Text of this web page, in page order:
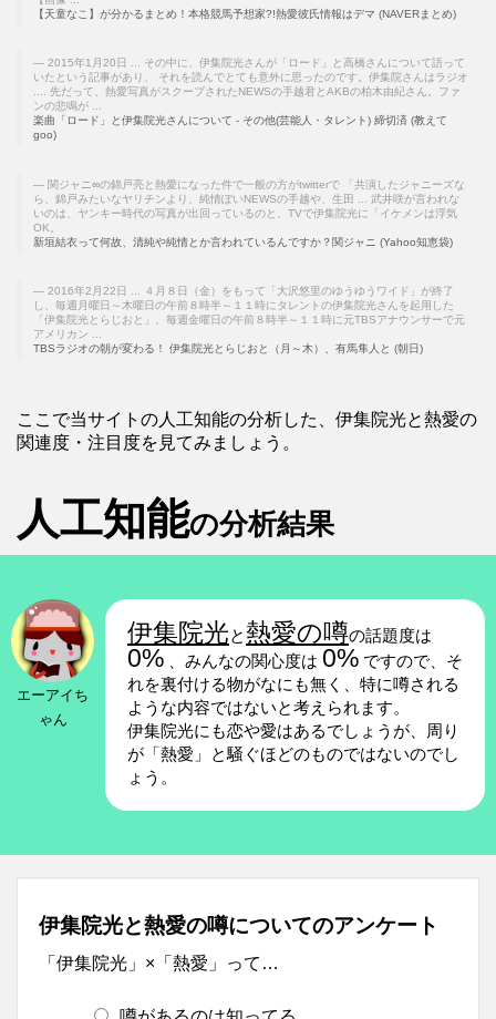
【天童なこ】が分かるまとめ！本格競馬予想家?!熱愛彼氏情報はデマ (NAVERまとめ)
2015年1月20日 ... その中に、伊集院光さんが「ロード」と高橋さんについて語って
いたという記事があり、 それを読んでとても意外に思ったのです。伊集院さんはラジオ
.... 先だって、熱愛写真がスクープされたNEWSの手越君とAKBの柏木由紀さん。ファ
ンの悲鳴が ...
楽曲「ロード」と伊集院光さんについて - その他(芸能人・タレント) 締切済 (教えて
goo)
関ジャニ∞の錦戸亮と熱愛になった件で一般の方がtwitterで 「共演したジャニーズな
ら、錦戸みたいなヤリチンより、純情ぽいNEWSの手越や、生田 ... 武井咲が言われな
いのは、ヤンキー時代の写真が出回っているのと、TVで伊集院光に「イケメンは浮気
OK。
新垣結衣って何故、清純や純情とか言われているんですか？関ジャニ (Yahoo知恵袋)
2016年2月22日 ... ４月８日（金）をもって「大沢悠里のゆうゆうワイド」が終了
し、毎週月曜日～木曜日の午前８時半～１１時にタレントの伊集院光さんを起用した
「伊集院光とらじおと」、毎週金曜日の午前８時半～１１時に元TBSアナウンサーで元
アメリカン ...
TBSラジオの朝が変わる！ 伊集院光とらじおと（月～木）、有馬隼人と (朝日)
ここで当サイトの人工知能の分析した、伊集院光と熱愛の
関連度・注目度を見てみましょう。
人工知能の分析結果
エーアイち
ゃん
伊集院光と熱愛の噂の話題度は
0% 、みんなの関心度は 0% ですので、そ
れを裏付ける物がなにも無く、特に噂される
ような内容ではないと考えられます。
伊集院光にも恋や愛はあるでしょうが、周り
が「熱愛」と騒ぐほどのものではないのでし
ょう。
伊集院光と熱愛の噂についてのアンケート
「伊集院光」×「熱愛」って…